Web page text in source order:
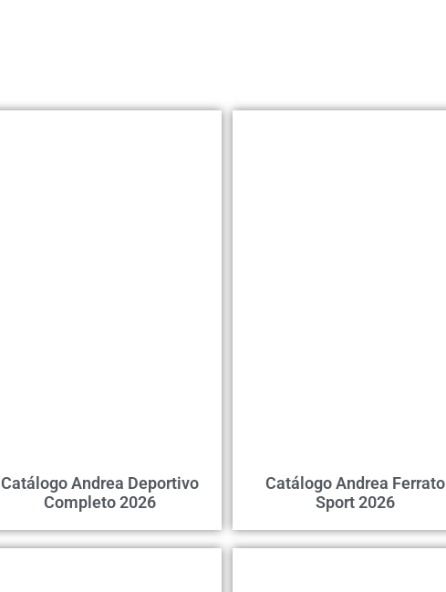
Catálogo Andrea Deportivo
Completo 2026
Catálogo Andrea Ferrato
Sport 2026